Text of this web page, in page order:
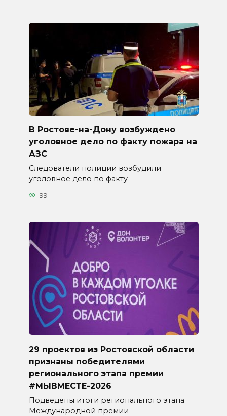
В Ростове-на-Дону возбуждено
уголовное дело по факту пожара на
АЗС
Следователи полиции возбудили
уголовное дело по факту
99
29 проектов из Ростовской области
признаны победителями
регионального этапа премии
#МЫВМЕСТЕ-2026
Подведены итоги регионального этапа
Международной премии